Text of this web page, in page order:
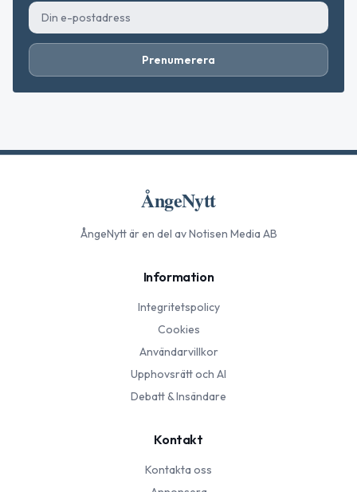
Prenumerera
ÅngeNytt
ÅngeNyttär en del av Notisen Media AB
Information
Integritetspolicy
Cookies
Användarvillkor
Upphovsrätt och AI
Debatt & Insändare
Kontakt
Kontakta oss